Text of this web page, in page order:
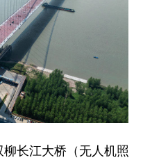
长江大桥（无人机照